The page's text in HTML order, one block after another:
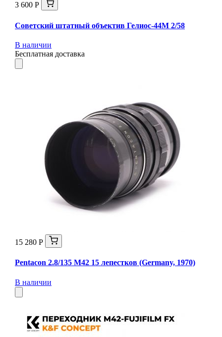
3 600 Р
Советский штатный объектив Гелиос-44М 2/58
В наличии
Бесплатная доставка
15 280 Р
Pentacon 2.8/135 M42 15 лепестков (Germany, 1970)
В наличии